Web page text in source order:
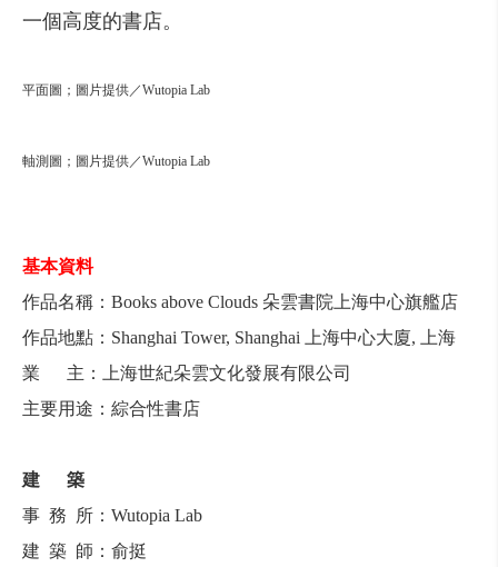
一個 高度的書店。
平面圖；圖片提供／Wutopia Lab
軸測圖；圖片提供／Wutopia Lab
基本資料
作品名稱： Books above Clouds 朵雲書院 上海中心旗艦店
作品地點： Shanghai Tower, Shanghai 上海中心大廈,
上海
業
主： 上海世紀朵雲文化發展有限公司
主要用途： 綜合性書店
建 築
事 務 所： Wutopia Lab
建 築 師 ： 俞挺